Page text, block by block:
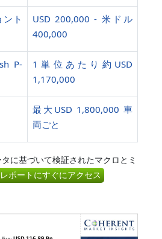
ト
USD 200,000 - 米ドル
400,000
P-
1単位あたり約USD
1,170,000
最大USD 1,800,000 車
両ごと
に基づいて検証されたマクロとミ
レポートにすぐにアクセス